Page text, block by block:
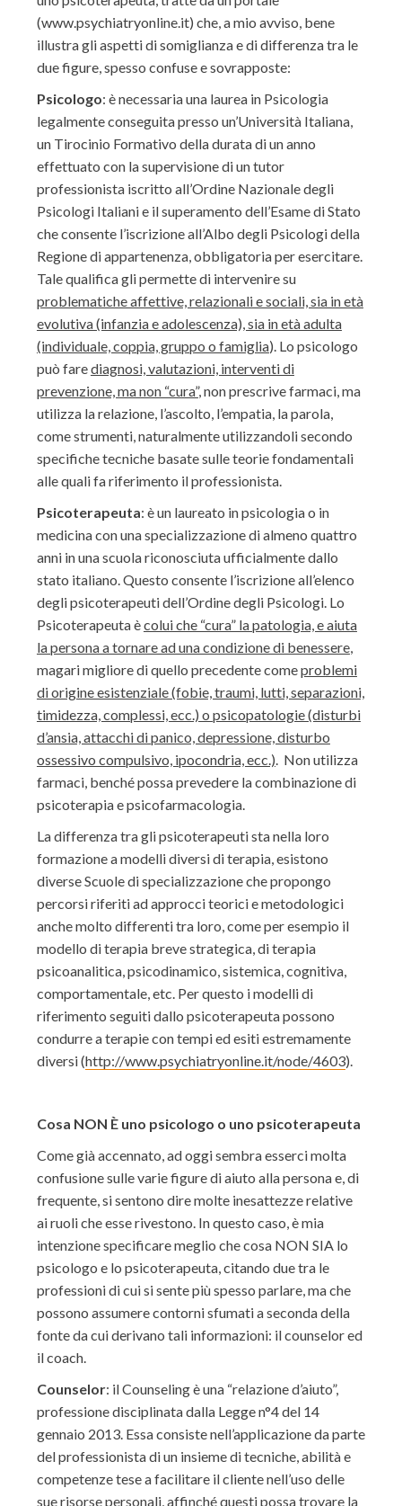
(www.psychiatryonline.it) che, a mio avviso, bene
illustra gli aspetti di somiglianza e di differenza tra le
due figure, spesso confuse e sovrapposte:
Psicologo: è necessaria una laurea in Psicologia
legalmente conseguita presso un’Università Italiana,
un Tirocinio Formativo della durata di un anno
effettuato con la supervisione di un tutor
professionista iscritto all’Ordine Nazionale degli
Psicologi Italiani e il superamento dell’Esame di Stato
che consente l’iscrizione all’Albo degli Psicologi della
Regione di appartenenza, obbligatoria per esercitare.
Tale qualifica gli permette di intervenire su
problematiche affettive, relazionali e sociali, sia in età
evolutiva (infanzia e adolescenza), sia in età adulta
(individuale, coppia, gruppo o famiglia). Lo psicologo
può farediagnosi, valutazioni, interventi di
prevenzione, ma non “cura”, non prescrive farmaci, ma
utilizza la relazione, l’ascolto, l’empatia, la parola,
come strumenti, naturalmente utilizzandoli secondo
specifiche tecniche basate sulle teorie fondamentali
alle quali fa riferimento il professionista.
Psicoterapeuta: è un laureato in psicologia o in
medicina con una specializzazione di almeno quattro
anni in una scuola riconosciuta ufficialmente dallo
stato italiano. Questo consente l’iscrizione all’elenco
degli psicoterapeuti dell’Ordine degli Psicologi. Lo
Psicoterapeuta ècolui che “cura” la patologia, e aiuta
la persona a tornare ad una condizione di benessere,
magari migliore di quello precedente comeproblemi
di origine esistenziale (fobie, traumi, lutti, separazioni,
timidezza, complessi, ecc.) o psicopatologie (disturbi
d’ansia, attacchi di panico, depressione, disturbo
ossessivo compulsivo, ipocondria, ecc.). Non utilizza
farmaci, benché possa prevedere la combinazione di
psicoterapia e psicofarmacologia.
La differenza tra gli psicoterapeuti sta nella loro
formazione a modelli diversi di terapia, esistono
diverse Scuole di specializzazione che propongo
percorsi riferiti ad approcci teorici e metodologici
anche molto differenti tra loro, come per esempio il
modello di terapia breve strategica, di terapia
psicoanalitica, psicodinamico, sistemica, cognitiva,
comportamentale, etc. Per questo i modelli di
riferimento seguiti dallo psicoterapeuta possono
condurre a terapie con tempi ed esiti estremamente
diversi (http://www.psychiatryonline.it/node/4603).
Cosa NON È uno psicologo o uno psicoterapeuta
Come già accennato, ad oggi sembra esserci molta
confusione sulle varie figure di aiuto alla persona e, di
frequente, si sentono dire molte inesattezze relative
ai ruoli che esse rivestono. In questo caso, è mia
intenzione specificare meglio che cosa NON SIA lo
psicologo e lo psicoterapeuta, citando due tra le
professioni di cui si sente più spesso parlare, ma che
possono assumere contorni sfumati a seconda della
fonte da cui derivano tali informazioni: il counselor ed
il coach.
Counselor: il Counseling è una “relazione d’aiuto”,
professione disciplinata dalla Legge n°4 del 14
gennaio 2013. Essa consiste nell’applicazione da parte
del professionista di un insieme di tecniche, abilità e
competenze tese a facilitare il cliente nell’uso delle
sue risorse personali, affinché questi possa trovare la